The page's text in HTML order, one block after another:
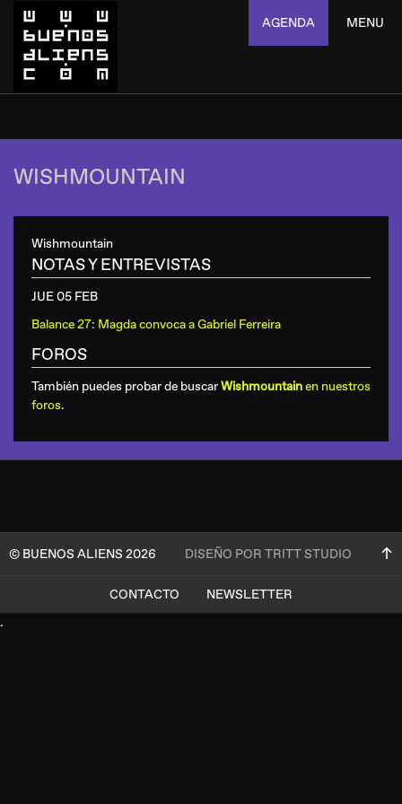
AGENDA MENU
WISHMOUNTAIN
Wishmountain
NOTAS Y ENTREVISTAS
JUE 05 FEB
Balance 27: Magda convoca a Gabriel Ferreira
FOROS
También puedes probar de buscarWishmountainen nuestros
foros.
© BUENOS ALIENS 2026 DISEÑO POR TRITT STUDIO
CONTACTO
NEWSLETTER
.